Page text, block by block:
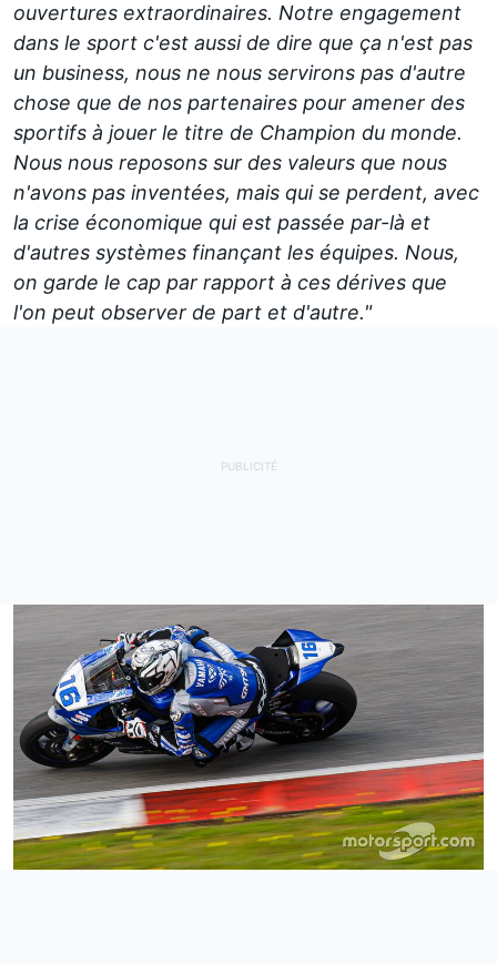
ouvertures extraordinaires. Notre engagement
dans le sport c'est aussi de dire que ça n'est pas
un business, nous ne nous servirons pas d'autre
chose que de nos partenaires pour amener des
sportifs à jouer le titre de Champion du monde.
Nous nous reposons sur des valeurs que nous
n'avons pas inventées, mais qui se perdent, avec
la crise économique qui est passée par-là et
d'autres systèmes finançant les équipes. Nous,
on garde le cap par rapport à ces dérives que
l'on peut observer de part et d'autre."